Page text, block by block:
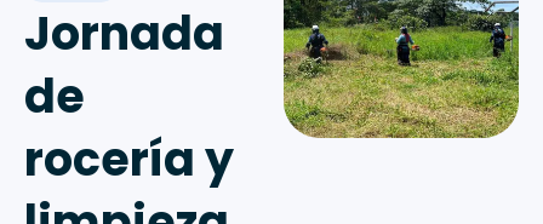
Jornada
de
rocería y